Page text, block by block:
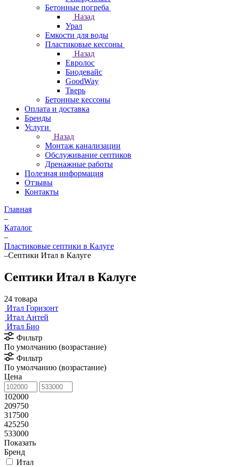
Бетонные погреба
Назад
Урал
Емкости для воды
Пластиковые кессоны
Назад
Евролос
Биодевайс
GoodWay
Тверь
Бетонные кессоны
Оплата и доставка
Бренды
Услуги
Назад
Монтаж канализации
Обслуживание септиков
Дренажные работы
Полезная информация
Отзывы
Контакты
Главная
–
Каталог
–
Пластиковые септики в Калуге
–Септики Итал в Калуге
Септики Итал в Калуге
24 товара
Итал Горизонт
Итал Антей
Итал Био
Фильтр
По умолчанию (возрастание)
Фильтр
По умолчанию (возрастание)
Цена
102000
209750
317500
425250
533000
Показать
Бренд
Итал